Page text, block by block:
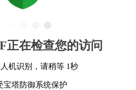
正在检查您的访问
机识别，请稍等 1秒
宝塔防御系统保护